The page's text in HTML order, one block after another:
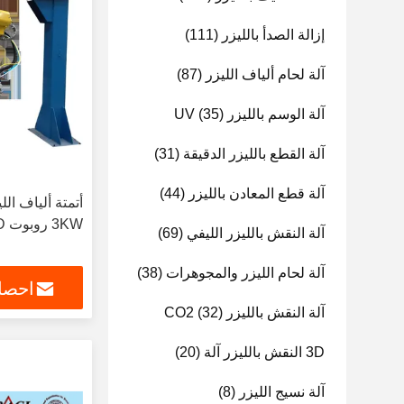
إزالة الصدأ بالليزر (111)
آلة لحام ألياف الليزر (87)
آلة الوسم بالليزر UV (35)
آلة القطع بالليزر الدقيقة (31)
آلة قطع المعادن بالليزر (44)
آلة النقش بالليزر الليفي (69)
آلة لحام الليزر والمجوهرات (38)
آلة النقش بالليزر CO2 (32)
3D النقش بالليزر آلة (20)
آلة نسيج الليزر (8)
3KW روبوت 3D الليزر القاطع